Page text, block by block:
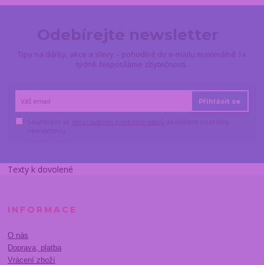
Tipy na dárky, akce a slevy – pohodlně do e-mailu maximálně 1x
týdně. Neposíláme zbytečnosti.
Přihlásit se
Texty k dovolené
INFORMACE
O nás
Doprava, platba
Vrácení zboží